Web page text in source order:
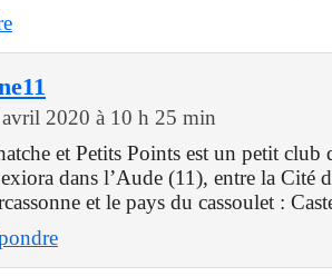
2020 à 10 h 25 min
et Petits Points est un petit club
dans l’Aude (11), entre la Cité
et le pays du cassoulet :